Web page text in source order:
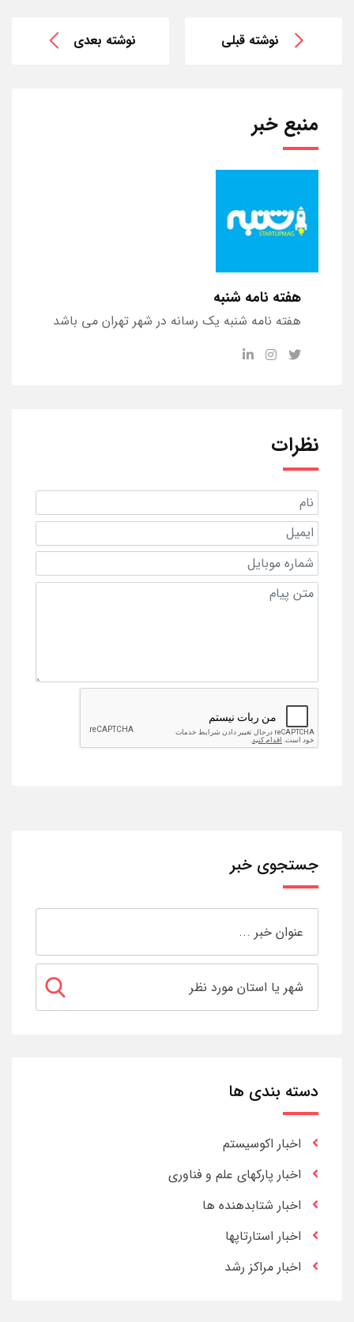
نوشته قبلی نوشته بعدی
منبع خبر
هفته نامه شنبه
هفته نامه شنبه یک رسانه در شهر تهران می باشد
نظرات
جستجوی خبر
دسته بندی ها
اخبار اکوسیستم
اخبار پارکهای علم و فناوری
اخبار شتابدهنده ها
اخبار استارتاپها
اخبار مراکز رشد